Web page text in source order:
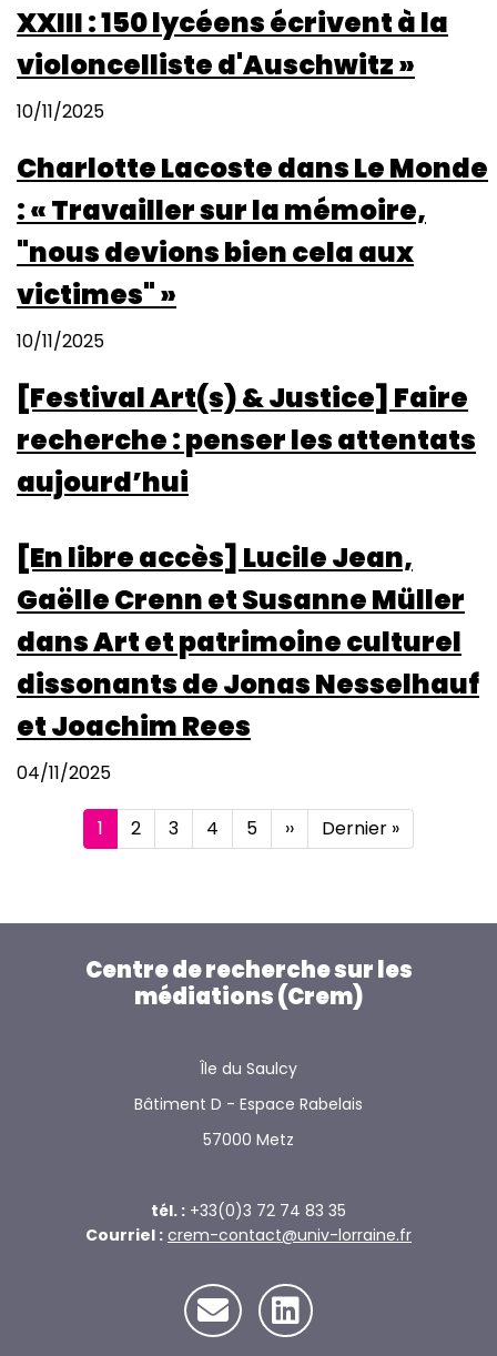
XXIII : 150 lycéens écrivent à la
violoncelliste d'Auschwitz »
10/11/2025
Charlotte Lacoste dans Le Monde
: « Travailler sur la mémoire,
"nous devions bien cela aux
victimes" »
10/11/2025
[Festival Art(s) & Justice] Faire
recherche : penser les attentats
aujourd’hui
[En libre accès] Lucile Jean,
Gaëlle Crenn et Susanne Müller
dans Art et patrimoine culturel
dissonants de Jonas Nesselhauf
et Joachim Rees
04/11/2025
PaginationPage
courante
1 Page
2 Page
3 Page
4 Page
5
Page
suivante
››
Dernière
page
Dernier »
Centre de recherche sur les
médiations (Crem)
Île du Saulcy
Bâtiment D - Espace Rabelais
57000 Metz
tél. : +33(0)3 72 74 83 35
Courriel : crem-contact@univ-lorraine.fr